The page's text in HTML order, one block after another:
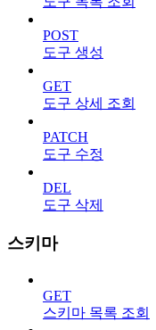
POST
도구 생성
GET
도구 상세 조회
PATCH
도구 수정
DEL
도구 삭제
스키마
GET
스키마 목록 조회